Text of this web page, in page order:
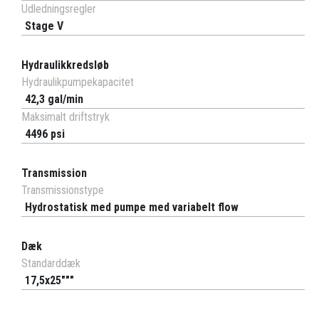
Udledningsregler
Stage V
Hydraulikkredsløb
Hydraulikpumpekapacitet
42,3 gal/min
Maksimalt driftstryk
4496 psi
Transmission
Transmissionstype
Hydrostatisk med pumpe med variabelt flow
Dæk
Standarddæk
17,5x25"""